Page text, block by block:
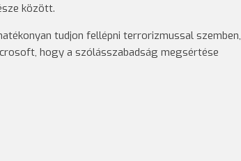
között.
tudjon fellépni terrorizmussal szemben,
hogy a szólásszabadság megsértése